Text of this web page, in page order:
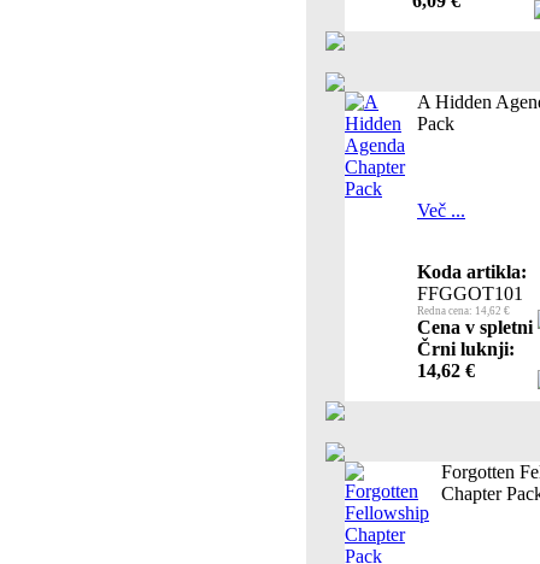
A Hidden
Pack
Več ...
Koda artikla:
FFGGOT101
Redna cena: 14,62 €
Cena v spletni
Črni luknji:
14,62 €
Forgotten
Chapter